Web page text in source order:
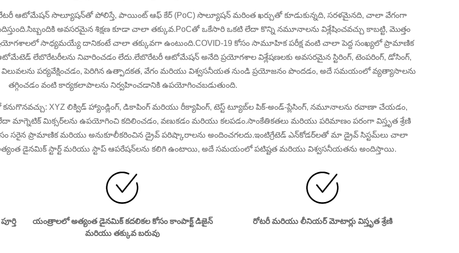
ఆటోమేషన్ సొల్యూషన్‌తో పోలిస్తే, పాయింట్ ఆఫ్ కేర్ (PoC) సొల్యూషన్ మరింత ఖర్చుతో కూడుకున్నది, సరళమైనది, చాలా వేగంగా
అవసరమైన శిక్షణ కూడా చాలా తక్కువ.PoCతో ఒకేసారి ఒకటి లేదా కొన్ని నమూనాలను విశ్లేషించవచ్చు కాబట్టి, మొత్తం
సాధ్యమయ్యే దానికంటే చాలా తక్కువగా ఉంటుంది.COVID-19 కోసం సామూహిక పరీక్ష వంటి చాలా పెద్ద సంఖ్యలో ప్రామాణిక
ఆటోమేటెడ్ లేబొరేటరీలను నివారించడం లేదు.లేబొరేటరీ ఆటోమేషన్ అనేది ప్రయోగశాల విశ్లేషణలకు అవసరమైన స్టిరింగ్, టెంపరింగ్, డోసింగ్,
పర్యవేక్షించడం, పెరిగిన ఉత్పాదకత, వేగం మరియు విశ్వసనీయత నుండి ప్రయోజనం పొందడం, అదే సమయంలో వ్యత్యాసాలను
తగ్గించడం వంటి కార్యకలాపాలను నిర్వహించడానికి ఉపయోగించబడుతుంది.
కనుగొనవచ్చు: XYZ లిక్విడ్ హ్యాండ్లింగ్, డికాపింగ్ మరియు రీక్యాపింగ్, టెస్ట్ ట్యూబ్‌ల పిక్-అండ్-ప్లేసింగ్, నమూనాలను రవాణా చేయడం,
మాగ్నెటిక్ మిక్సర్‌లను ఉపయోగించి కదిలించడం, వణుకడం మరియు కలపడం.సాంకేతికతలు మరియు పరిమాణం పరంగా విస్తృత శ్రేణి
సరైన ప్రామాణిక మరియు అనుకూలీకరించిన డ్రైవ్ పరిష్కారాలను అందించగలదు.ఇంటిగ్రేటెడ్ ఎన్‌కోడర్‌లతో మా డ్రైవ్ సిస్టమ్‌లు చాలా
అత్యంత డైనమిక్ స్టార్ట్ మరియు స్టాప్ ఆపరేషన్‌లను కలిగి ఉంటాయి, అదే సమయంలో పటిష్టత మరియు విశ్వసనీయతను అందిస్తాయి.
యంత్రాలలో అత్యంత డైనమిక్ కదలికల కోసం కాంపాక్ట్ డిజైన్
మరియు తక్కువ బరువు
రోటరీ మరియు లీనియర్ మోటార్లు విస్తృత శ్రేణి